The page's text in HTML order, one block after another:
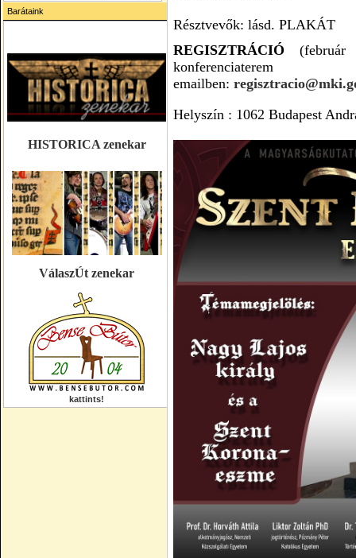
Barátaink
HISTORICA zenekar
VálaszÚt zenekar
kattints!
Résztvevők: lásd. PLAKÁT
REGISZTRÁCIÓ
emailben:
Helyszín : 1062 Budapest